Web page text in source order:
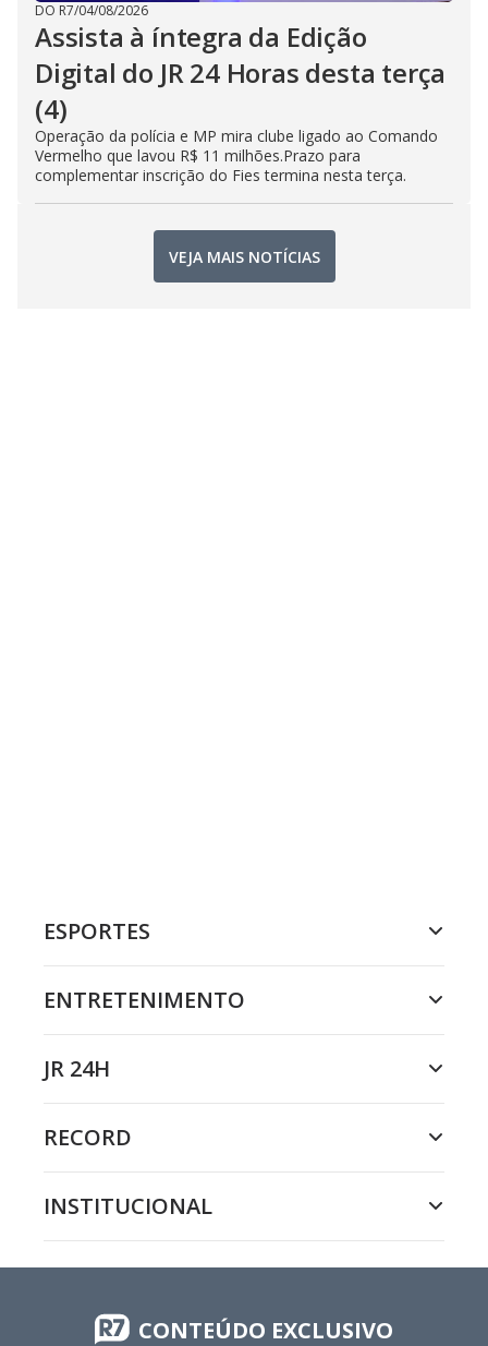
DO R7/04/08/2026
Assista à íntegra da Edição
Digital do JR 24 Horas desta terça
(4)
Operação da polícia e MP mira clube ligado ao Comando
Vermelho que lavou R$ 11 milhões.Prazo para
complementar inscrição do Fies termina nesta terça.
VEJA MAIS NOTÍCIAS
ESPORTES
ENTRETENIMENTO
JR 24H
RECORD
INSTITUCIONAL
CONTEÚDO EXCLUSIVO